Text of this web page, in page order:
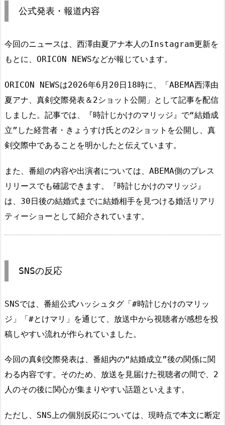
公式発表・報道内容
今回のニュースは、西澤由夏アナ本人のInstagram更新を
もとに、ORICON NEWSなどが報じています。
ORICON NEWSは2026年6月20日18時に、「ABEMA西澤由
夏アナ、真剣交際発表＆2ショット公開」として記事を配信
しました。記事では、『時計じかけのマリッジ』で“結婚成
立”した経営者・きょうすけ氏との2ショットを公開し、真
剣交際中であることを明かしたと伝えています。
また、番組の内容や出演者については、ABEMA側のプレス
リリースでも確認できます。『時計じかけのマリッジ』
は、30日後の結婚式までに結婚相手を見つける婚活リアリ
ティーショーとして紹介されています。
SNSの反応
SNSでは、番組公式ハッシュタグ「#時計じかけのマリッ
ジ」「#とけマリ」を通じて、放送中から視聴者が感想を投
稿しやすい流れが作られていました。
今回の真剣交際発表は、番組内の“結婚成立”後の関係に関
わる内容です。そのため、放送を見届けた視聴者の間で、2
人のその後に関心が集まりやすい話題といえます。
ただし、SNS上の個別反応については、現時点で本文に断定